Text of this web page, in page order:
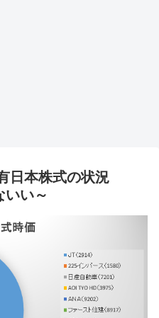
日本株式の状況
いい～